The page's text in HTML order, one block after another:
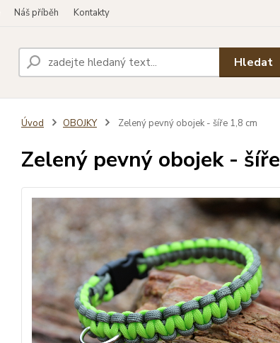
Náš příběh Kontakty
Hledat
Úvod OBOJKY Zelený pevný obojek - šíře 1,8 cm
Zelený pevný obojek -